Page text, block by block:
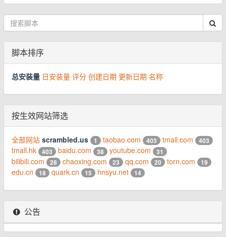
脚本排序
总安装量 日安装量 评分 创建日期 更新日期 名称
按生效网站筛选
全部网站 scrambled.us 1 taobao.com 403 tmall.com 403
tmall.hk 403 baidu.com 38 youtube.com 31
bilibili.com 28 chaoxing.com 23 qq.com 20 torn.com 19
edu.cn 18 quark.cn 15 hnsyu.net 14
公告